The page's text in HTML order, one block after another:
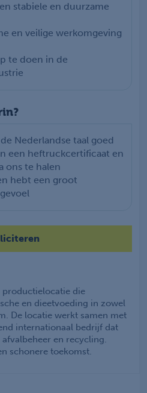
stabiele en duurzame
en veilige werkomgeving
te doen in de
Nederlandse taal goed
een heftruckcertificaat en
ons te halen
hebt een groot
die
en dieetvoeding in zowel
De locatie werkt samen met
internationaal bedrijf dat
en recycling.
schonere toekomst.